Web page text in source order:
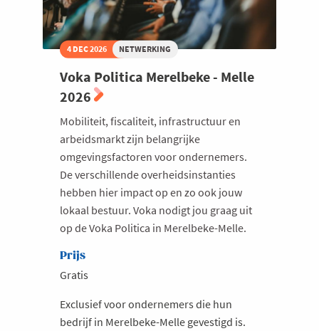
4 DEC 2026 NETWERKING
Voka Politica Merelbeke - Melle
2026
Mobiliteit, fiscaliteit, infrastructuur en
arbeidsmarkt zijn belangrijke
omgevingsfactoren voor ondernemers.
De verschillende overheidsinstanties
hebben hier impact op en zo ook jouw
lokaal bestuur. Voka nodigt jou graag uit
op de Voka Politica in Merelbeke-Melle.
Prijs
Gratis
Exclusief voor ondernemers die hun
bedrijf in Merelbeke-Melle gevestigd is.